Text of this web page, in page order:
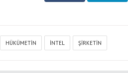
HÜKÜMETIN INTEL ŞIRKETIN